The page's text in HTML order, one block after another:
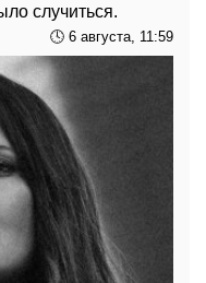
случиться.
🕓 6 августа, 11:59